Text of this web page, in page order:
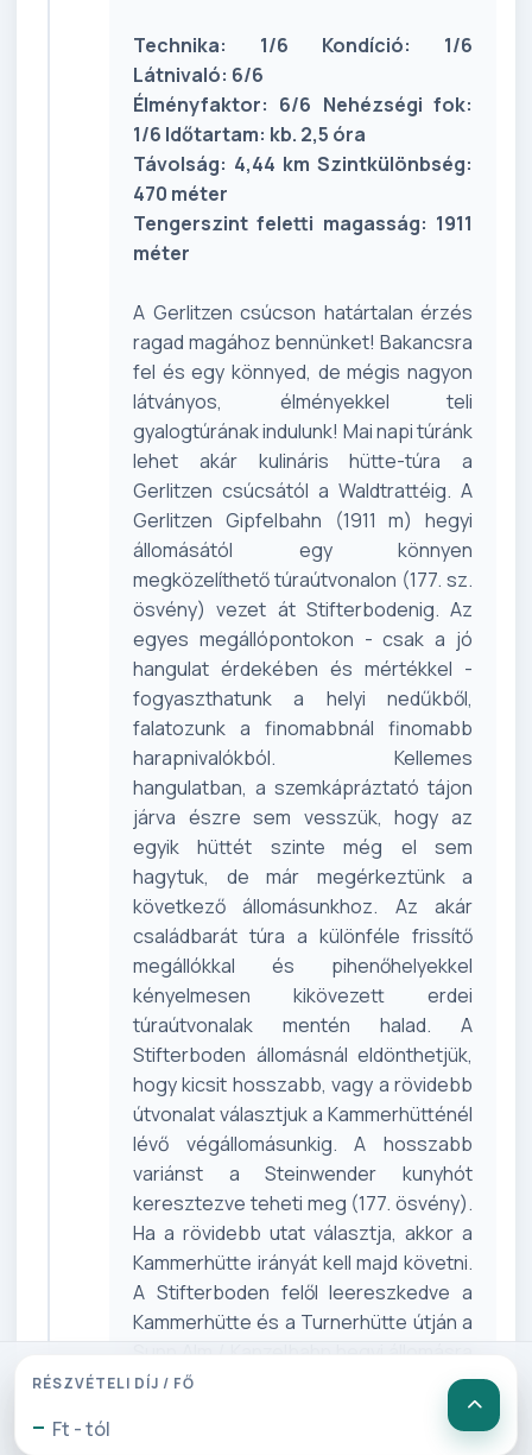
Technika: 1/6 Kondíció: 1/6
Látnivaló: 6/6
Élményfaktor: 6/6 Nehézségi fok:
1/6 Időtartam: kb. 2,5 óra
Távolság: 4,44 km Szintkülönbség:
470 méter
Tengerszint feletti magasság: 1911
méter
A Gerlitzen csúcson határtalan érzés
ragad magához bennünket! Bakancsra
fel és egy könnyed, de mégis nagyon
látványos, élményekkel teli
gyalogtúrának indulunk! Mai napi túránk
lehet akár kulináris hütte-túra a
Gerlitzen csúcsától a Waldtrattéig. A
Gerlitzen Gipfelbahn (1911 m) hegyi
állomásától egy könnyen
megközelíthető túraútvonalon (177. sz.
ösvény) vezet át Stifterbodenig. Az
egyes megállópontokon - csak a jó
hangulat érdekében és mértékkel -
fogyaszthatunk a helyi nedűkből,
falatozunk a finomabbnál finomabb
harapnivalókból. Kellemes
hangulatban, a szemkápráztató tájon
járva észre sem vesszük, hogy az
egyik hüttét szinte még el sem
hagytuk, de már megérkeztünk a
következő állomásunkhoz. Az akár
családbarát túra a különféle frissítő
megállókkal és pihenőhelyekkel
kényelmesen kikövezett erdei
túraútvonalak mentén halad. A
Stifterboden állomásnál eldönthetjük,
hogy kicsit hosszabb, vagy a rövidebb
útvonalat választjuk a Kammerhütténél
lévő végállomásunkig. A hosszabb
variánst a Steinwender kunyhót
keresztezve teheti meg (177. ösvény).
Ha a rövidebb utat választja, akkor a
Kammerhütte irányát kell majd követni.
A Stifterboden felől leereszkedve a
Kammerhütte és a Turnerhütte útján a
Sunn Alm / Kanzelbahn hegyi állomásra
(1440 m) érkezünk. Ha mégsem venne
részt a „Gerlitzen 4 hütte” túrán, a
Gerlitzen csúcsról felvonójeggyel lesz
RÉSZVÉTELI DÍJ / FŐ
- Ft - tól